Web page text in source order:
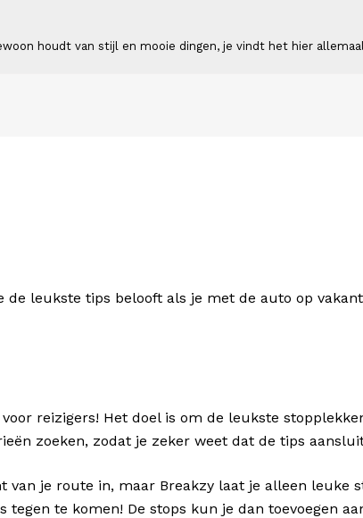
houdt van stijl en mooie dingen, je vindt het hier
de leukste tips belooft als je met de auto op
reizigers! Het doel is om de leukste
zoeken, zodat je zeker weet dat de tips
van je route in, maar Breakzy laat je alleen leuke
te komen! De stops kun je dan toevoegen